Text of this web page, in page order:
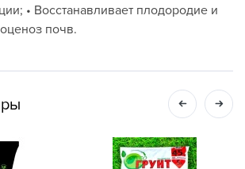
• Восстанавливает плодородие и
почв.